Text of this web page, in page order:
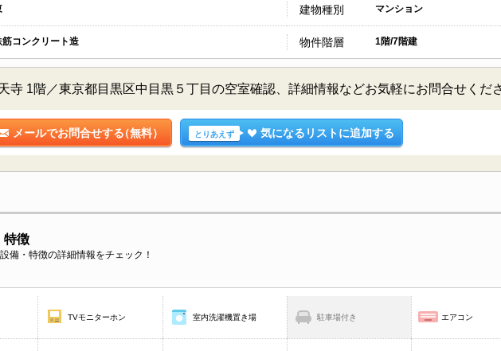
建物種別 マンション
筋コンクリート造 物件階層 1階/7階建
寺 1階／東京都目黒区中目黒５丁目の空室確認、詳細情報などお気軽にお問合せくだ
メールでお問合せする（無料） とりあえず 気になるリストに追加する
特徴
備・特徴の詳細情報をチェック！
TVモニターホン 室内洗濯機置き場 駐車場付き エアコン